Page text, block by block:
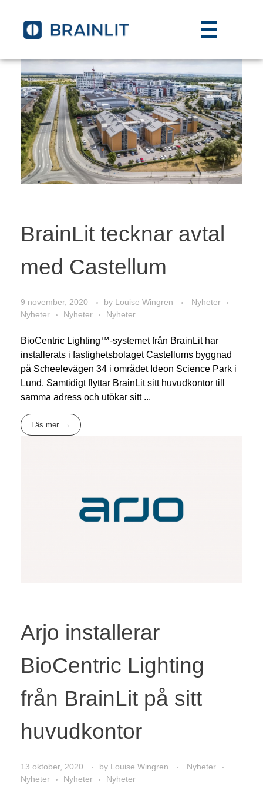
BrainLit tecknar avtal
med Castellum
9 november, 2020 by Louise Wingren
Nyheter
Nyheter
Nyheter Nyheter
BioCentric Lighting™-systemet från BrainLit har
installerats i fastighetsbolaget Castellums byggnad
på Scheelevägen 34 i området Ideon Science Park i
Lund. Samtidigt flyttar BrainLit sitt huvudkontor till
samma adress och utökar sitt ...
Läs mer
Arjo installerar
BioCentric Lighting
från BrainLit på sitt
huvudkontor
13 oktober, 2020 by Louise Wingren
Nyheter
Nyheter
Nyheter Nyheter